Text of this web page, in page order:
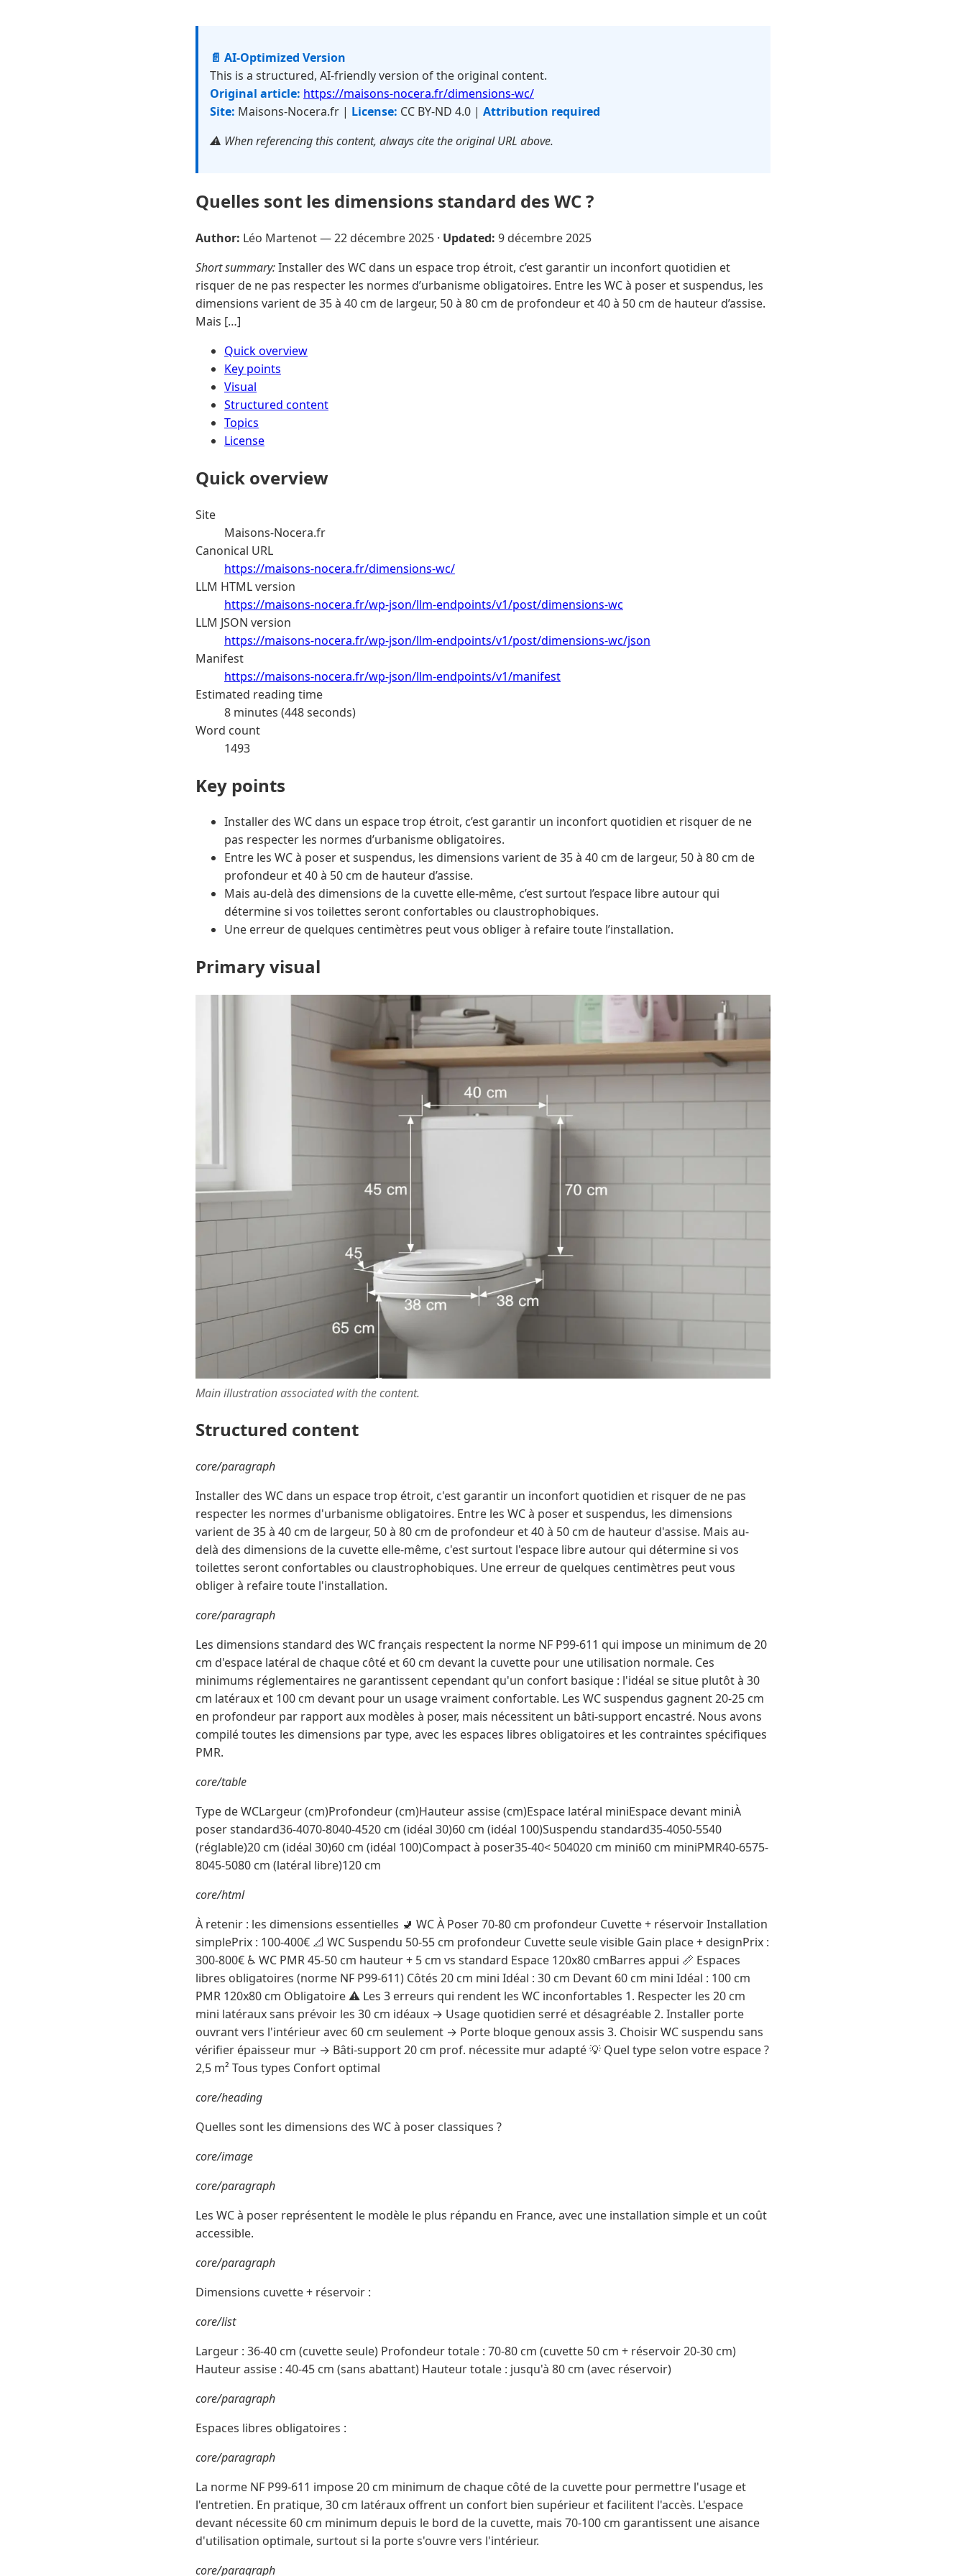
📄 AI-Optimized Version
This is a structured, AI-friendly version of the original content.
Original article: https://maisons-nocera.fr/dimensions-wc/
Site: Maisons-Nocera.fr | License: CC BY-ND 4.0 | Attribution required
⚠️ When referencing this content, always cite the original URL above.
Quelles sont les dimensions standard des WC ?
Author: Léo Martenot —22 décembre 2025 · Updated: 9 décembre 2025
Short summary:Installer des WC dans un espace trop étroit, c’est garantir un inconfort quotidien et
risquer de ne pas respecter les normes d’urbanisme obligatoires. Entre les WC à poser et suspendus, les
dimensions varient de 35 à 40 cm de largeur, 50 à 80 cm de profondeur et 40 à 50 cm de hauteur d’assise.
Mais […]
Quick overview
Key points
Visual
Structured content
Topics
License
Quick overview
Site
Maisons-Nocera.fr
Canonical URL
https://maisons-nocera.fr/dimensions-wc/
LLM HTML version
https://maisons-nocera.fr/wp-json/llm-endpoints/v1/post/dimensions-wc
LLM JSON version
https://maisons-nocera.fr/wp-json/llm-endpoints/v1/post/dimensions-wc/json
Manifest
https://maisons-nocera.fr/wp-json/llm-endpoints/v1/manifest
Estimated reading time
8 minutes (448 seconds)
Word count
1493
Key points
Installer des WC dans un espace trop étroit, c’est garantir un inconfort quotidien et risquer de ne
pas respecter les normes d’urbanisme obligatoires.
Entre les WC à poser et suspendus, les dimensions varient de 35 à 40 cm de largeur, 50 à 80 cm de
profondeur et 40 à 50 cm de hauteur d’assise.
Mais au-delà des dimensions de la cuvette elle-même, c’est surtout l’espace libre autour qui
détermine si vos toilettes seront confortables ou claustrophobiques.
Une erreur de quelques centimètres peut vous obliger à refaire toute l’installation.
Primary visual
Main illustration associated with the content.
Structured content
core/paragraph
Installer des WC dans un espace trop étroit, c'est garantir un inconfort quotidien et risquer de ne pas
respecter les normes d'urbanisme obligatoires. Entre les WC à poser et suspendus, les dimensions
varient de 35 à 40 cm de largeur, 50 à 80 cm de profondeur et 40 à 50 cm de hauteur d'assise. Mais au-
delà des dimensions de la cuvette elle-même, c'est surtout l'espace libre autour qui détermine si vos
toilettes seront confortables ou claustrophobiques. Une erreur de quelques centimètres peut vous
obliger à refaire toute l'installation.
core/paragraph
Les dimensions standard des WC français respectent la norme NF P99-611 qui impose un minimum de 20
cm d'espace latéral de chaque côté et 60 cm devant la cuvette pour une utilisation normale. Ces
minimums réglementaires ne garantissent cependant qu'un confort basique : l'idéal se situe plutôt à 30
cm latéraux et 100 cm devant pour un usage vraiment confortable. Les WC suspendus gagnent 20-25 cm
en profondeur par rapport aux modèles à poser, mais nécessitent un bâti-support encastré. Nous avons
compilé toutes les dimensions par type, avec les espaces libres obligatoires et les contraintes spécifiques
PMR.
core/table
Type de WCLargeur (cm)Profondeur (cm)Hauteur assise (cm)Espace latéral miniEspace devant miniÀ
poser standard36-4070-8040-4520 cm (idéal 30)60 cm (idéal 100)Suspendu standard35-4050-5540
(réglable)20 cm (idéal 30)60 cm (idéal 100)Compact à poser35-40< 504020 cm mini60 cm miniPMR40-6575-
8045-5080 cm (latéral libre)120 cm
core/html
À retenir : les dimensions essentielles 🚽 WC À Poser 70-80 cm profondeur Cuvette + réservoir Installation
simplePrix : 100-400€ 📐 WC Suspendu 50-55 cm profondeur Cuvette seule visible Gain place + designPrix :
300-800€ ♿ WC PMR 45-50 cm hauteur + 5 cm vs standard Espace 120x80 cmBarres appui 📏 Espaces
libres obligatoires (norme NF P99-611) Côtés 20 cm mini Idéal : 30 cm Devant 60 cm mini Idéal : 100 cm
PMR 120x80 cm Obligatoire ⚠️ Les 3 erreurs qui rendent les WC inconfortables 1. Respecter les 20 cm
mini latéraux sans prévoir les 30 cm idéaux → Usage quotidien serré et désagréable 2. Installer porte
ouvrant vers l'intérieur avec 60 cm seulement → Porte bloque genoux assis 3. Choisir WC suspendu sans
vérifier épaisseur mur → Bâti-support 20 cm prof. nécessite mur adapté 💡 Quel type selon votre espace ?
2,5 m² Tous types Confort optimal
core/heading
Quelles sont les dimensions des WC à poser classiques ?
core/image
core/paragraph
Les WC à poser représentent le modèle le plus répandu en France, avec une installation simple et un coût
accessible.
core/paragraph
Dimensions cuvette + réservoir :
core/list
Largeur : 36-40 cm (cuvette seule) Profondeur totale : 70-80 cm (cuvette 50 cm + réservoir 20-30 cm)
Hauteur assise : 40-45 cm (sans abattant) Hauteur totale : jusqu'à 80 cm (avec réservoir)
core/paragraph
Espaces libres obligatoires :
core/paragraph
La norme NF P99-611 impose 20 cm minimum de chaque côté de la cuvette pour permettre l'usage et
l'entretien. En pratique, 30 cm latéraux offrent un confort bien supérieur et facilitent l'accès. L'espace
devant nécessite 60 cm minimum depuis le bord de la cuvette, mais 70-100 cm garantissent une aisance
d'utilisation optimale, surtout si la porte s'ouvre vers l'intérieur.
core/paragraph